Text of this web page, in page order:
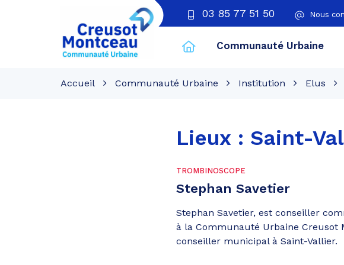
03 85 77 51 50 Nous
Creusot
Montceau
Communauté Urbaine
Accueil Communauté Urbaine Institution Elus
Lieux : Saint-
TROMBINOSCOPE
Stephan Savetier
Stephan Savetier, est conseiller
à la Communauté Urbaine Creusot
conseiller municipal à Saint-Vallier.